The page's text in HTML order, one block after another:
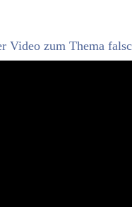
Video zum Thema